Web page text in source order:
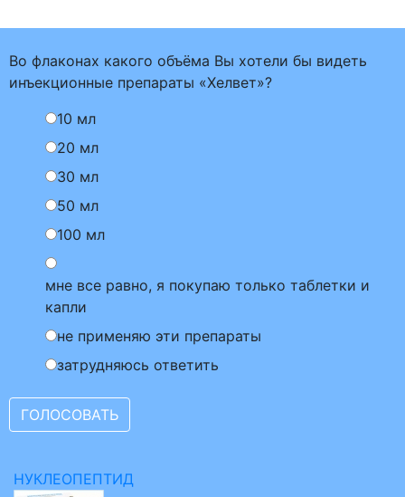
Во флаконах какого объёма Вы хотели бы видеть
инъекционные препараты «Хелвет»?
10 мл
20 мл
30 мл
50 мл
100 мл
мне все равно, я покупаю только таблетки и
капли
не применяю эти препараты
затрудняюсь ответить
НУКЛЕОПЕПТИД